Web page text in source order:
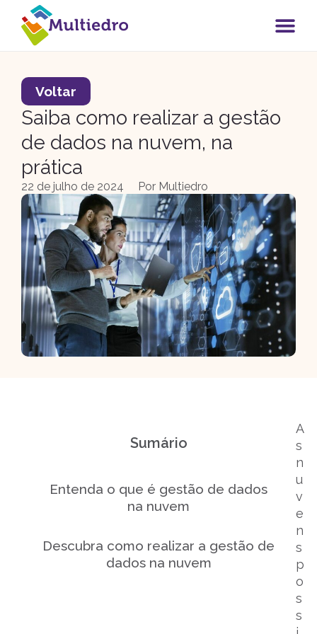
Voltar
Saiba como realizar a gestão
de dados na nuvem, na
prática
22 de julho de 2024 Por Multiedro
A
s
n
u
v
e
n
s
p
o
s
s
Sumário
Entenda o que é gestão de dados
na nuvem
Descubra como realizar a gestão de
dados na nuvem